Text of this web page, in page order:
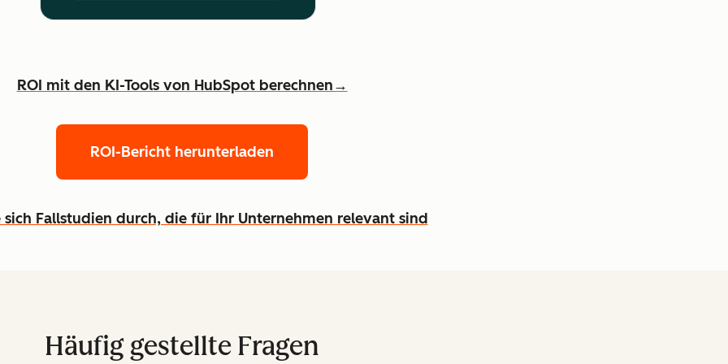
ROI mit den KI-Tools von HubSpot berechnen→
ROI-Bericht herunterladen
sich Fallstudien durch, die für Ihr Unternehmen relevant sind
Häufig gestellte Fragen